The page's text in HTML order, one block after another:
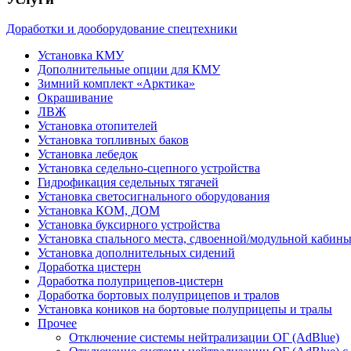
Доработки и дооборудование спецтехники
Установка КМУ
Дополнительные опции для КМУ
Зимний комплект «Арктика»
Окрашивание
ЛВЖ
Установка отопителей
Установка топливных баков
Установка лебедок
Установка седельно-сцепного устройства
Гидрофикация седельных тягачей
Установка светосигнального оборудования
Установка КОМ, ДОМ
Установка буксирного устройства
Установка спального места, сдвоенной/модульной кабины
Установка дополнительных сидений
Доработка цистерн
Доработка полуприцепов-цистерн
Доработка бортовых полуприцепов и тралов
Установка коников на бортовые полуприцепы и тралы
Прочее
Отключение системы нейтрализации ОГ (AdBlue)